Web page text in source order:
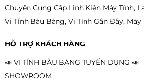
Chuyên Cung Cấp Linh Kiện Máy Tính,
Vi Tính Bàu Bàng, Vi Tính Gần Đây, Máy
HỖ TRỢ KHÁCH HÀNG
📣 VI TÍNH BÀU BÀNG TUYỂN DỤNG 📣
SHOWROOM